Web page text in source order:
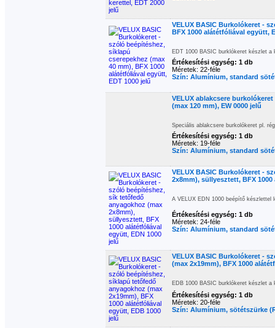
VELUX BASIC Burkolókeret -
BFX 1000 alátétfóliával együtt,
EDT 1000 BASIC burklókeret készlet
Értékesítési egység: 1 db
Méretek: 22-féle
Szín: Alumínium, standard
VELUX ablakcsere
(max 120 mm), EW 0000 jelű
Speciális ablakcsere burkolókeret pl.
Értékesítési egység: 1 db
Méretek: 19-féle
Szín: Alumínium, standard
VELUX BASIC Burkolókeret -
2x8mm), süllyesztett, BFX
A VELUX EDN 1000 beépítő
Értékesítési egység: 1 db
Méretek: 24-féle
Szín: Alumínium, standard
VELUX BASIC Burkolókeret -
(max 2x19mm), BFX 1000
EDB 1000 BASIC burklókeret készlet
Értékesítési egység: 1 db
Méretek: 20-féle
Szín: Alumínium, sötétszürke